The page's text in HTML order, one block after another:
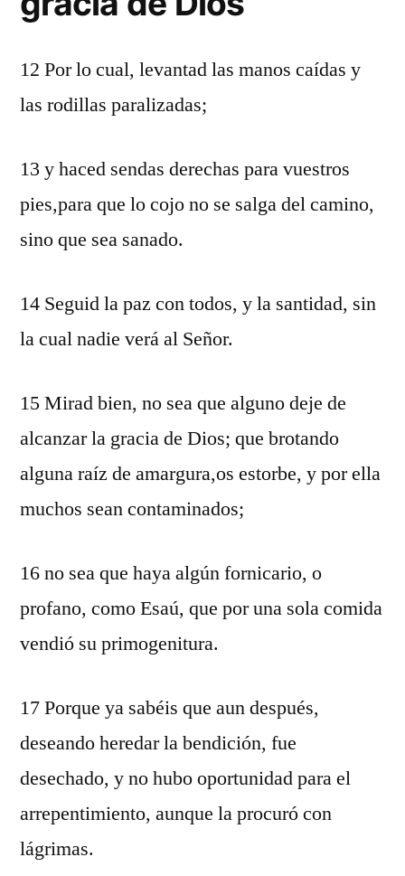
12 Por lo cual, levantad las manos caídas y
las rodillas paralizadas;
13 y haced sendas derechas para vuestros
pies,para que lo cojo no se salga del camino,
sino que sea sanado.
14 Seguid la paz con todos, y la santidad, sin
la cual nadie verá al Señor.
15 Mirad bien, no sea que alguno deje de
alcanzar la gracia de Dios; que brotando
alguna raíz de amargura,os estorbe, y por ella
muchos sean contaminados;
16 no sea que haya algún fornicario, o
profano, como Esaú, que por una sola comida
vendió su primogenitura.
17 Porque ya sabéis que aun después,
deseando heredar la bendición, fue
desechado, y no hubo oportunidad para el
arrepentimiento, aunque la procuró con
lágrimas.